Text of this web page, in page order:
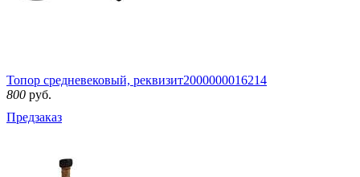
Топор средневековый, реквизит2000000016214
800 руб.
Предзаказ